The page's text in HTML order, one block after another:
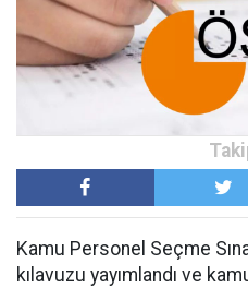
Kamu Personel Seçme
kılavuzu yayımlandı ve